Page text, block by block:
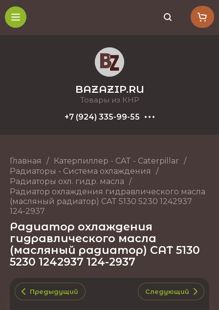
BAZAZIP.RU
Товары из КНР
+7 (924) 335-99-55
Главная / Катерпиллер - CAT - Caterpillar /
Радиаторы - Система охлаждения
/
Радиаторы охл. гидр. масла /
Радиатор охлаждения гидравлического масла
(масляный радиатор) CAT 5130 5230 1242937
124-2937
Радиатор охлаждения
гидравлического масла
(масляный радиатор) CAT 5130
5230 1242937 124-2937
Предыдущий Следующий